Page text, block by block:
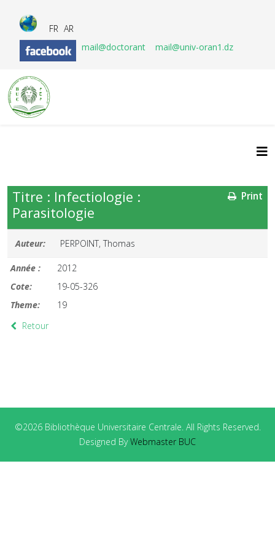
FR AR
mail@doctorant
mail@univ-oran1.dz
Print
Titre : Infectiologie :
Parasitologie
Auteur: PERPOINT, Thomas
Année :
2012
Cote:
19-05-326
Theme:
19
Retour
©2026 Bibliothèque Universitaire Centrale. All Rights Reserved.
Designed ByWebmaster BUC